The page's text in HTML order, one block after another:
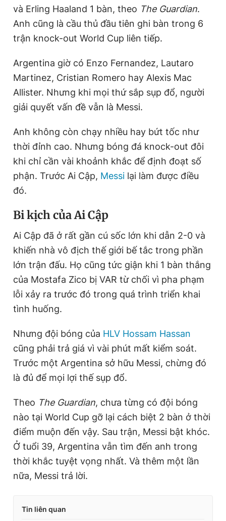
và Erling Haaland 1 bàn, theo The Guardian.
Anh cũng là cầu thủ đầu tiên ghi bàn trong 6
trận knock-out World Cup liên tiếp.
Argentina giờ có Enzo Fernandez, Lautaro
Martinez, Cristian Romero hay Alexis Mac
Allister. Nhưng khi mọi thứ sắp sụp đổ, người
giải quyết vấn đề vẫn là Messi.
Anh không còn chạy nhiều hay bứt tốc như
thời đỉnh cao. Nhưng bóng đá knock-out đôi
khi chỉ cần vài khoảnh khắc để định đoạt số
phận. Trước Ai Cập, Messi lại làm được điều
đó.
Bi kịch của Ai Cập
Ai Cập đã ở rất gần cú sốc lớn khi dẫn 2-0 và
khiến nhà vô địch thế giới bế tắc trong phần
lớn trận đấu. Họ cũng tức giận khi 1 bàn thắng
của Mostafa Zico bị VAR từ chối vì pha phạm
lỗi xảy ra trước đó trong quá trình triển khai
tình huống.
Nhưng đội bóng của HLV Hossam Hassan
cũng phải trả giá vì vài phút mất kiểm soát.
Trước một Argentina sở hữu Messi, chừng đó
là đủ để mọi lợi thế sụp đổ.
Theo The Guardian, chưa từng có đội bóng
nào tại World Cup gỡ lại cách biệt 2 bàn ở thời
điểm muộn đến vậy. Sau trận, Messi bật khóc.
Ở tuổi 39, Argentina vẫn tìm đến anh trong
thời khắc tuyệt vọng nhất. Và thêm một lần
nữa, Messi trả lời.
Tin liên quan